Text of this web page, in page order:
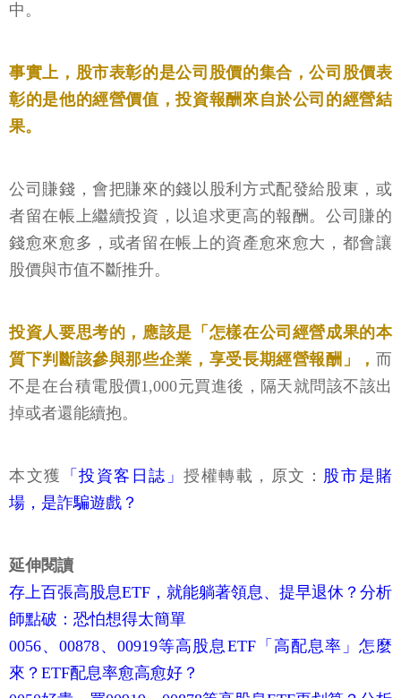
中。
事實上，股市表彰的是公司股價的集合，公司股價表
彰的是他的經營價值，投資報酬來自於公司的經營結
果。
公司賺錢，會把賺來的錢以股利方式配發給股東，或
者留在帳上繼續投資，以追求更高的報酬。公司賺的
錢愈來愈多，或者留在帳上的資產愈來愈大，都會讓
股價與市值不斷推升。
投資人要思考的，應該是「怎樣在公司經營成果的本
質下判斷該參與那些企業，享受長期經營報酬」， 而
不是在台積電股價1,000元買進後，隔天就問該不該出
掉或者還能續抱。
本文獲 「投資客日誌」授權轉載，原文： 股市是賭
場，是詐騙遊戲？
延伸閱讀
存上百張高股息ETF，就能躺著領息、提早退休？分析
師點破：恐怕想得太簡單
0056、00878、00919等高股息ETF「高配息率」怎麼
來？ETF配息率愈高愈好？